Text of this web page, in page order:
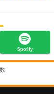
Spotify